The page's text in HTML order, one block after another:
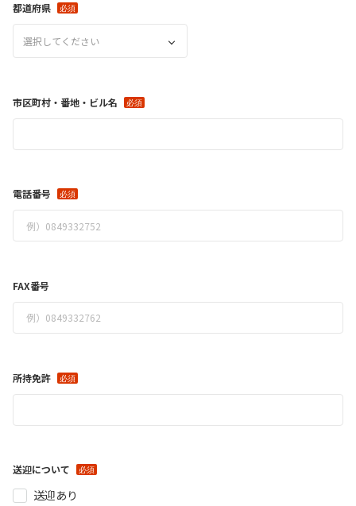
都道府県
選択してください
市区町村・番地・ビル名
電話番号
FAX番号
所持免許
送迎について
送迎あり